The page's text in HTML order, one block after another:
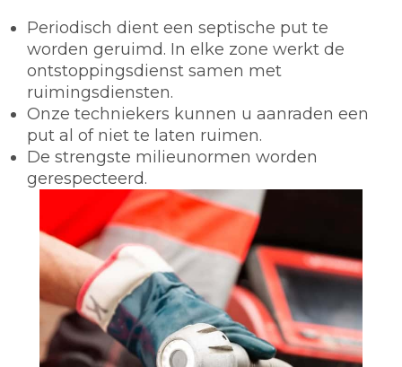
Periodisch dient een septische put te
worden geruimd. In elke zone werkt de
ontstoppingsdienst samen met
ruimingsdiensten.
Onze techniekers kunnen u aanraden een
put al of niet te laten ruimen.
De strengste milieunormen worden
gerespecteerd.